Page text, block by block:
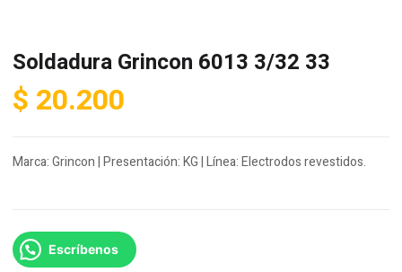
Soldadura Grincon 6013 3/32 33
$ 20.200
Marca: Grincon | Presentación: KG | Línea: Electrodos revestidos.
Escríbenos